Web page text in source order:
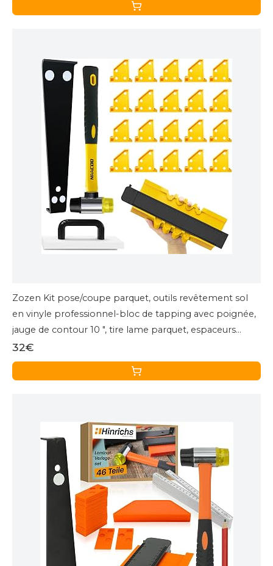
Zozen Kit pose/coupe parquet, outils revêtement sol
en vinyle professionnel-bloc de tapping avec poignée,
jauge de contour 10 ", tire lame parquet, espaceurs
plancher 2 en 1, maillet en.
32€